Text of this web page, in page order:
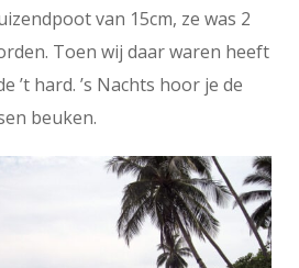
van 15cm, ze was 2
Toen wij daar waren heeft
’t hard. ’s Nachts hoor je de
beuken.